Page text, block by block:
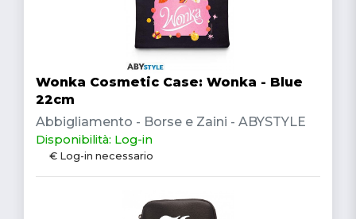
Wonka Cosmetic Case: Wonka - Blue
22cm
Abbigliamento - Borse e Zaini - ABYSTYLE
Disponibilità: Log-in
€ Log-in necessario